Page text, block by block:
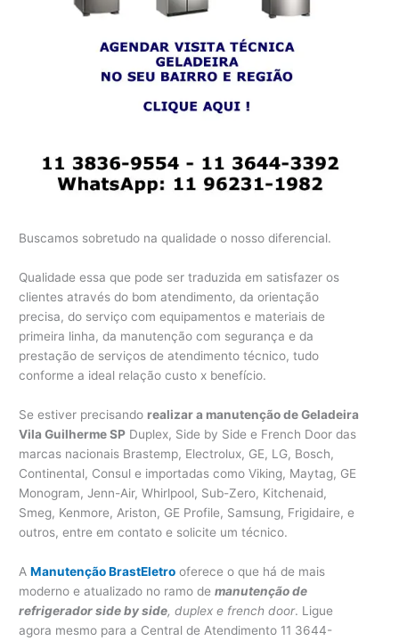
Buscamos sobretudo na qualidade o nosso diferencial.
Qualidade essa que pode ser traduzida em satisfazer os
clientes através do bom atendimento, da orientação
precisa, do serviço com equipamentos e materiais de
primeira linha, da manutenção com segurança e da
prestação de serviços de atendimento técnico, tudo
conforme a ideal relação custo x benefício.
Se estiver precisando realizar a manutenção de Geladeira
Vila Guilherme SP Duplex, Side by Side e French Door das
marcas nacionais Brastemp, Electrolux, GE, LG, Bosch,
Continental, Consul e importadas como Viking, Maytag, GE
Monogram, Jenn-Air, Whirlpool, Sub-Zero, Kitchenaid,
Smeg, Kenmore, Ariston, GE Profile, Samsung, Frigidaire, e
outros, entre em contato e solicite um técnico.
AManutenção BrastEletro oferece o que há de mais
moderno e atualizado no ramo demanutenção de
refrigerador side by side, duplex e french door. Ligue
agora mesmo para a Central de Atendimento 11 3644-